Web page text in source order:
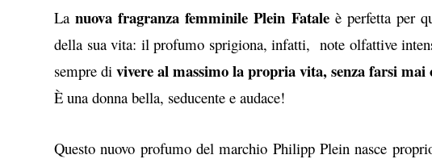
La nuova fragranza femminile Plein Fataleè perfetta per
della sua vita: il profumo sprigiona, infatti, note olfattive
sempre di vivere al massimo la propria vita, senza farsi mai
È una donna bella, seducente e audace!
Questo nuovo profumo del marchio Philipp Plein nasce